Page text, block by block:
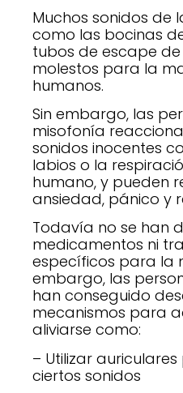
Muchos sonidos de
como las bocinas
tubos de escape
molestos para la
humanos.
Sin embargo, las
misofonía
sonidos inocentes
labios o la
humano, y pueden
ansiedad, pánico y
Todavía no se han
medicamentos ni
específicos para la
embargo, las
han conseguido
mecanismos para
aliviarse como:
– Utilizar
ciertos sonidos